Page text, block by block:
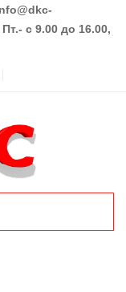
с 9.00 до 16.00,